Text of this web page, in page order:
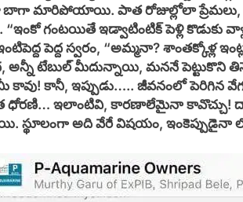
బాగా మారిపోయాయి. పాత రోజుల్లోలా
గంటయితే ఇడ్వాటింటిక్ పెళ్లి కొడుకు
పెద్ద స్వరం, “అమ్మనా? శాంతక్కోళ్ల
అన్నీ టేబుల్ మీదున్నాయి, మననే
కావు! కానీ, ఇప్పుడు….. జీవనంలో పెరిగిన
ధోరణి… ఇలాంటివి, కారణాలేమైనా కావొచ్చు!
స్థూలంగా అది వేరే విషయం,